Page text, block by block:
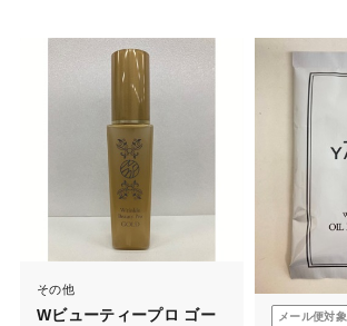
その他
Wビューティープロ ゴー
メール便対象